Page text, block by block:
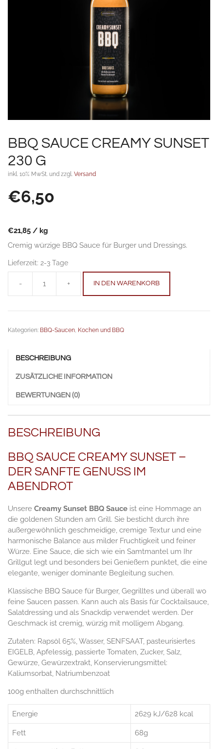
BBQ SAUCE CREAMY SUNSET
230 G
inkl. 10% MwSt. und zzgl. Versand
€6,50
€21,85 / kg
Cremig würzige BBQ Sauce für Burger und Dressings.
Lieferzeit: 2-3 Tage
-
BBQ
Sauce
Creamy
230
+ IN DEN WARENKORB
Kategorien: BBQ-Saucen Kochen und BBQ
BESCHREIBUNG
ZUSÄTZLICHE INFORMATION
BEWERTUNGEN (0)
BESCHREIBUNG
BBQ SAUCE CREAMY SUNSET –
DER SANFTE GENUSS IM
ABENDROT
Unsere Creamy Sunset BBQ Sauce ist eine Hommage an
die goldenen Stunden am Grill. Sie besticht durch ihre
außergewöhnlich geschmeidige, cremige Textur und eine
harmonische Balance aus milder Fruchtigkeit und feiner
Würze. Eine Sauce, die sich wie ein Samtmantel um Ihr
Grillgut legt und besonders bei Genießern punktet, die eine
elegante, weniger dominante Begleitung suchen.
Klassische BBQ Sauce für Burger, Gegrilltes und überall wo
feine Saucen passen. Kann auch als Basis für Cocktailsauce,
Salatdressing und als Snackdip verwendet werden. Der
Geschmack ist cremig, würzig mit molligem Abgang.
Zutaten: Rapsöl 65%, Wasser, SENFSAAT, pasteurisiertes
EIGELB, Apfelessig, passierte Tomaten, Zucker, Salz,
Gewürze, Gewürzextrakt, Konservierungsmittel:
Kaliumsorbat, Natriumbenzoat
100g enthalten durchschnittlich
Energie 2629 kJ/628 kcal
Fett 68g